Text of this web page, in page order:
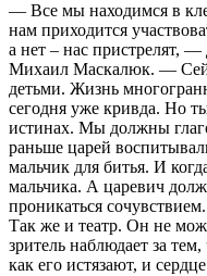
— Все мы находимся в
нам приходится
а нет – нас пристрелят, —
Михаил Маскалюк. —
детьми. Жизнь
сегодня уже кривда. Но
истинах. Мы должны
раньше царей
мальчик для битья. И
мальчика. А царевич
проникаться
Так же и театр. Он не
зритель наблюдает за
как его истязают, и